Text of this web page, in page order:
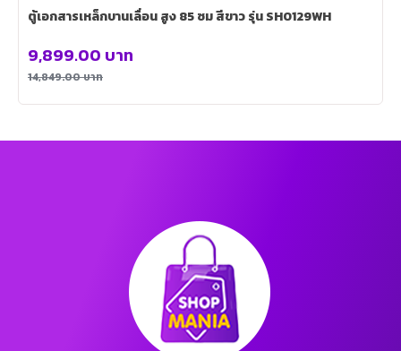
ตู้เอกสารเหล็กบานเลื่อน สูง 85 ซม สีขาว รุ่น SH0129WH
14,849.00บาท
9,899.00 บาท